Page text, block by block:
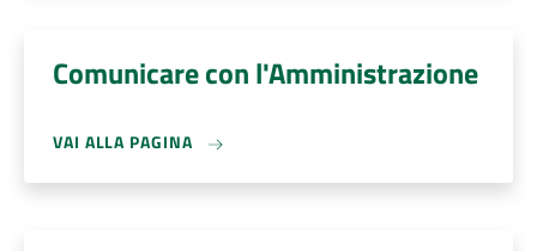
Comunicare con l'Amministrazione
VAI ALLA PAGINA